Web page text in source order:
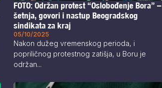
FOTO: Održan protest “Oslobođenje Bora” –
šetnja, govori i nastup Beogradskog
sindikata za kraj
05/10/2025
Nakon dužeg vremenskog perioda, i
popriličnog protestnog zatišja, u Boru je
održan...